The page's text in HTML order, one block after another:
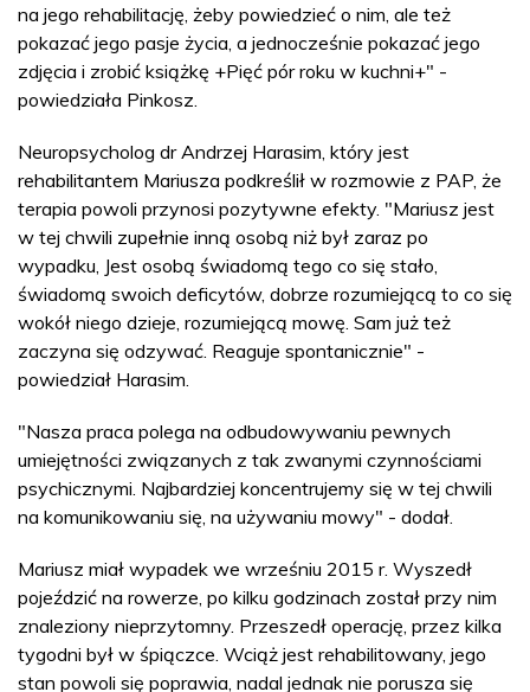
na jego rehabilitację, żeby powiedzieć o nim, ale też
pokazać jego pasje życia, a jednocześnie pokazać jego
zdjęcia i zrobić książkę +Pięć pór roku w kuchni+" -
powiedziała Pinkosz.
Neuropsycholog dr Andrzej Harasim, który jest
rehabilitantem Mariusza podkreślił w rozmowie z PAP, że
terapia powoli przynosi pozytywne efekty. "Mariusz jest
w tej chwili zupełnie inną osobą niż był zaraz po
wypadku, Jest osobą świadomą tego co się stało,
świadomą swoich deficytów, dobrze rozumiejącą to co się
wokół niego dzieje, rozumiejącą mowę. Sam już też
zaczyna się odzywać. Reaguje spontanicznie" -
powiedział Harasim.
"Nasza praca polega na odbudowywaniu pewnych
umiejętności związanych z tak zwanymi czynnościami
psychicznymi. Najbardziej koncentrujemy się w tej chwili
na komunikowaniu się, na używaniu mowy" - dodał.
Mariusz miał wypadek we wrześniu 2015 r. Wyszedł
pojeździć na rowerze, po kilku godzinach został przy nim
znaleziony nieprzytomny. Przeszedł operację, przez kilka
tygodni był w śpiączce. Wciąż jest rehabilitowany, jego
stan powoli się poprawia, nadal jednak nie porusza się